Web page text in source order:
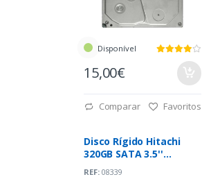
Disponível
15,00€
Comparar Favoritos
Disco Rígido Hitachi
320GB SATA 3.5''
REF:08339